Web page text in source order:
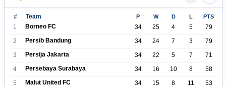
# Team P W D L PTS
1 Borneo FC 34 25 4 5
79
2
Persib Bandung 34 24 7 3
79
3
Persija Jakarta 34 22 5 7
71
4
Persebaya Surabaya 34 16 10 8
58
5
Malut United FC 34 15 8 11
53